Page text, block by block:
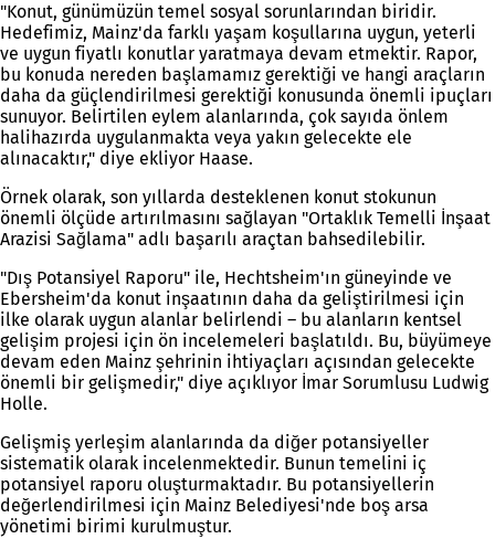
"Konut, günümüzün temel sosyal sorunlarından biridir.
Hedefimiz, Mainz'da farklı yaşam koşullarına uygun, yeterli
ve uygun fiyatlı konutlar yaratmaya devam etmektir. Rapor,
bu konuda nereden başlamamız gerektiği ve hangi araçların
daha da güçlendirilmesi gerektiği konusunda önemli ipuçları
sunuyor. Belirtilen eylem alanlarında, çok sayıda önlem
halihazırda uygulanmakta veya yakın gelecekte ele
alınacaktır," diye ekliyor Haase.
Örnek olarak, son yıllarda desteklenen konut stokunun
önemli ölçüde artırılmasını sağlayan "Ortaklık Temelli İnşaat
Arazisi Sağlama" adlı başarılı araçtan bahsedilebilir.
"Dış Potansiyel Raporu" ile, Hechtsheim'ın güneyinde ve
Ebersheim'da konut inşaatının daha da geliştirilmesi için
ilke olarak uygun alanlar belirlendi – bu alanların kentsel
gelişim projesi için ön incelemeleri başlatıldı. Bu, büyümeye
devam eden Mainz şehrinin ihtiyaçları açısından gelecekte
önemli bir gelişmedir," diye açıklıyor İmar Sorumlusu Ludwig
Holle.
Gelişmiş yerleşim alanlarında da diğer potansiyeller
sistematik olarak incelenmektedir. Bunun temelini iç
potansiyel raporu oluşturmaktadır. Bu potansiyellerin
değerlendirilmesi için Mainz Belediyesi'nde boş arsa
yönetimi birimi kurulmuştur.